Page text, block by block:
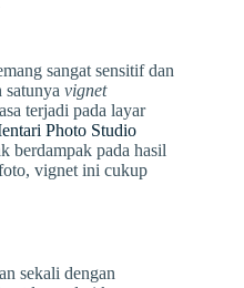
sangat sensitif dan
satunya vignet
terjadi pada layar
Photo Studio
berdampak pada hasil
vignet ini cukup
sekali dengan